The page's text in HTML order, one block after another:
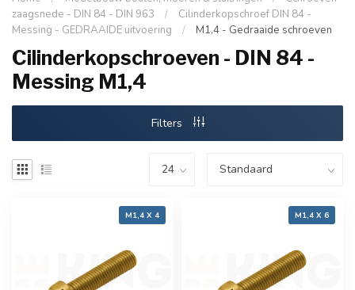
zaagsnede - DIN 84 - DIN 963
/
Cilinderkopschroef DIN 84 -
Messing - GEDRAAIDE uitvoering
/ M1,4 - Gedraaide schroeven
Cilinderkopschroeven - DIN 84 -
Messing M1,4
Filters
M1,4 X 4 M1,4 X 6